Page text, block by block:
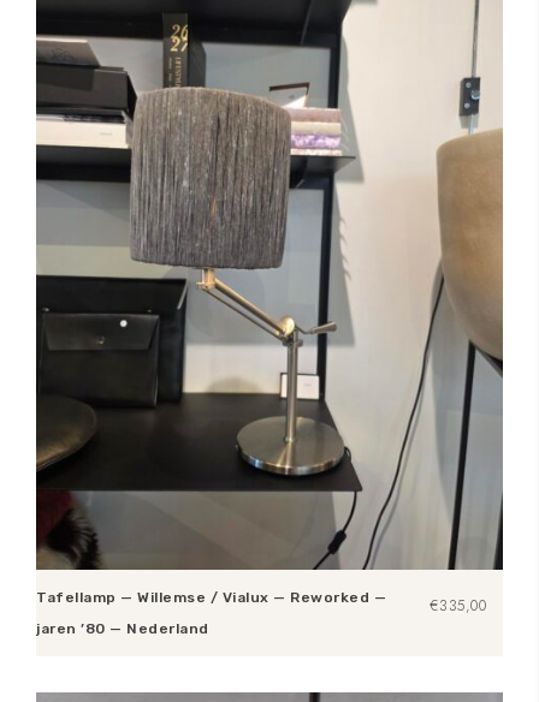
Tafellamp — Willemse / Vialux — Reworked —
jaren ’80 — Nederland
€335,00